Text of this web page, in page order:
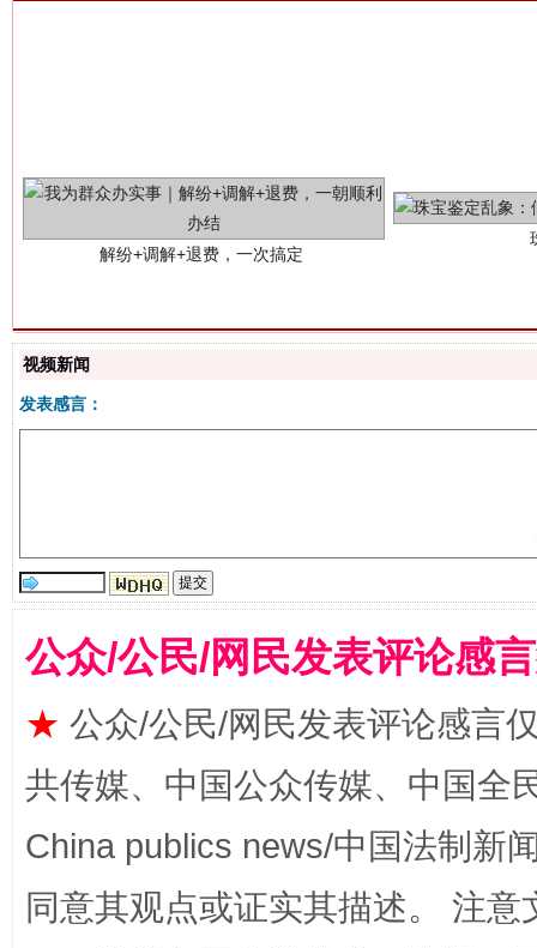
漫山遍野的桃花与雪山、麦地、白藏房 除
视频新闻
发表感言：
公众/公民/网民发表评论感
★ 公众/公民/网民发表评论感言
共传媒、中国公众传媒、中国全
China publics news/中国法制新
同意其观点或证实其描述。 注